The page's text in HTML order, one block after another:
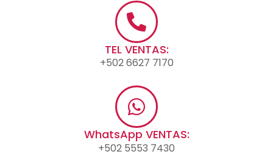
TEL VENTAS:
+502 6627 7170
WhatsApp VENTAS:
+502 5553 7430